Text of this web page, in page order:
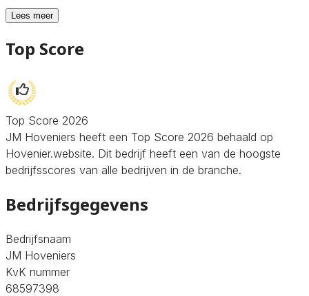
Lees meer
Top Score
Top Score 2026
JM Hoveniers heeft een Top Score 2026 behaald op
Hovenier.website. Dit bedrijf heeft een van de hoogste
bedrijfsscores van alle bedrijven in de branche.
Bedrijfsgegevens
Bedrijfsnaam
JM Hoveniers
KvK nummer
68597398